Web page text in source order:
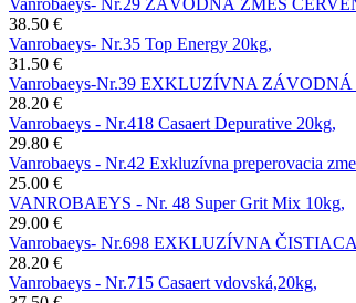
38.50 €
Vanrobaeys- Nr.35 Top Energy 20kg,
31.50 €
Vanrobaeys-Nr.39 EXKLUZÍVNA ZÁVODNÁ
28.20 €
Vanrobaeys - Nr.418 Casaert Depurative 20kg,
29.80 €
Vanrobaeys - Nr.42 Exkluzívna preperovacia
25.00 €
VANROBAEYS - Nr. 48 Super Grit Mix 10kg,
29.00 €
Vanrobaeys- Nr.698 EXKLUZÍVNA
28.20 €
Vanrobaeys - Nr.715 Casaert vdovská,20kg,